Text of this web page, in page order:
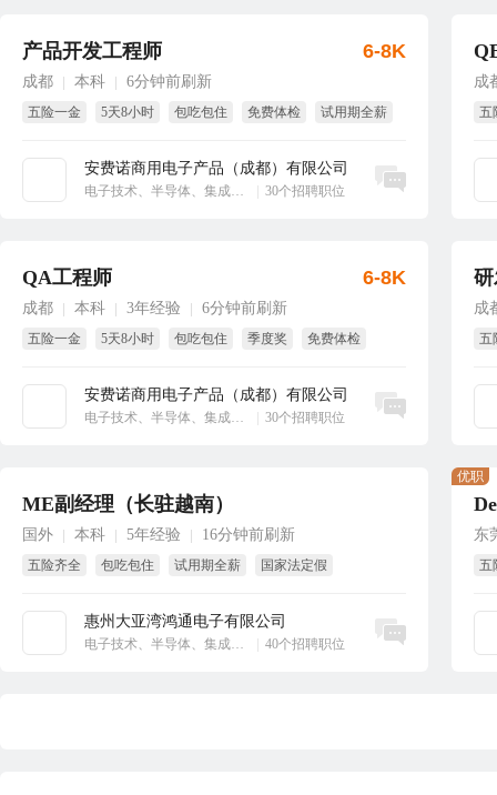
产品开发工程师
成都 本科 6分钟前刷新
五险一金 5天8小时 包吃包住 免费体检
试用期全薪
安费诺商用电子产品（成都）有限公司
电子技术、半导体、集成电路 30个招聘职位
6-8K
立即沟通
成
五
QA工程师
成都 本科 3年经验 6分钟前刷新
五险一金 5天8小时 包吃包住 季度奖
免费体检
安费诺商用电子产品（成都）有限公司
电子技术、半导体、集成电路 30个招聘职位
6-8K
立即沟通
成
五
ME副经理（长驻越南）
国外 本科 5年经验 16分钟前刷新
五险齐全 包吃包住 试用期全薪
国家法定假
惠州大亚湾鸿通电子有限公司
电子技术、半导体、集成电路 40个招聘职位
立即沟通
东
五
优职